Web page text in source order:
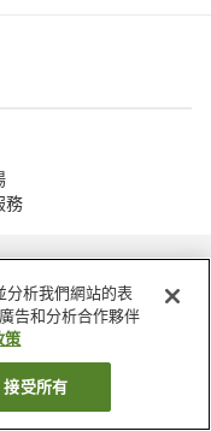
務
分析我們網站的表
告和分析合作夥伴
策
接受所有